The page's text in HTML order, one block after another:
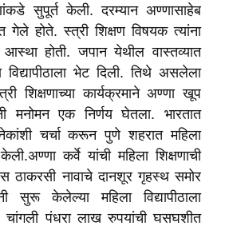
सुपूर्त केली. दरम्यान अण्णासाहेब
गेले होते. स्त्री शिक्षण विषयक त्यांना
होती. जपान येथील वास्तव्यात
विद्यापीठाला भेट दिली. तिथे असलेला
शिक्षणाच्या कार्यक्रमाने अण्णा खूप
मनोमन एक निर्णय घेतला. भारतात
चर्चा करून पुणे शहरात महिला
केली.अण्णा कर्वे यांची महिला शिक्षणाची
ठाकरसी नावाचे दानशूर गृहस्थ समोर
सुरू केलेल्या महिला विद्यापीठाला
चांगली पंधरा लाख रुपयांची घसघशीत